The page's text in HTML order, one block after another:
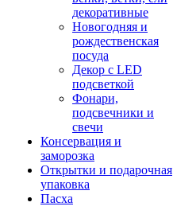
декоративные
Новогодняя и
рождественская
посуда
Декор с LED
подсветкой
Фонари,
подсвечники и
свечи
Консервация и
заморозка
Открытки и подарочная
упаковка
Пасха